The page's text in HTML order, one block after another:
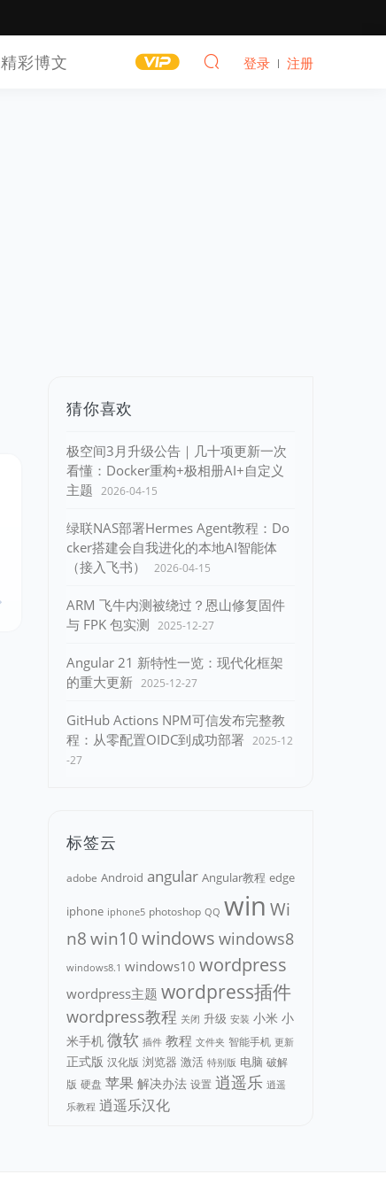
精彩博文 登录 注册
猜你喜欢
极空间3月升级公告｜几十项更新一次
看懂：Docker重构+极相册AI+自定义
主题 2026-04-15
绿联NAS部署Hermes Agent教程：Do
cker搭建会自我进化的本地AI智能体
（接入飞书）
2026-04-15
ARM 飞牛内测被绕过？恩山修复固件
与 FPK 包实测 2025-12-27
Angular 21 新特性一览：现代化框架
的重大更新 2025-12-27
GitHub Actions NPM可信发布完整教
程：从零配置OIDC到成功部署 2025-12
-27
标签云
adobe Android angular Angular教程 edge
iphone iphone5 photoshop QQ win Wi
n8win10windows windows8
windows8.1 windows10 wordpress
wordpress主题 wordpress插件
wordpress教程 关闭 升级 安装 小米 小
米手机 微软 插件 教程 文件夹 智能手机 更新
正式版 汉化版 浏览器 激活 特别版 电脑 破解
版 硬盘 苹果 解决办法 设置 逍遥乐 逍遥
乐教程 逍遥乐汉化